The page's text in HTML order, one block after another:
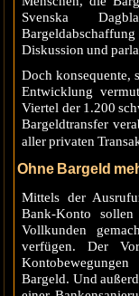
Svenska
Diskussion und
Doch konsequente,
Entwicklung
Viertel der 1.200
Bargeldtransfer
aller privaten
Ohne Bargeld
Mittels der
Bank-Konto
Vollkunden
verfügen. Der
Bargeld. Und